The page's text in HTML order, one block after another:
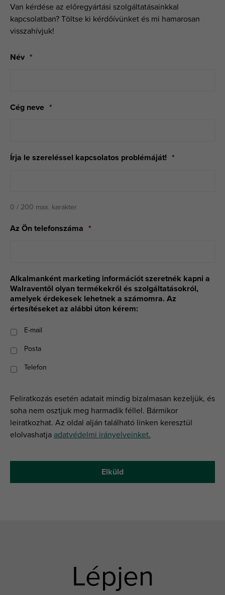
Van kérdése az előregyártási szolgáltatásainkkal
kapcsolatban? Töltse ki kérdőívünket és mi hamarosan
visszahívjuk!
Név *
Cég neve *
Írja le szereléssel kapcsolatos problémáját! *
0 / 200 max. karakter
Az Ön telefonszáma *
Alkalmanként marketing információt szeretnék kapni a
Walraventől olyan termékekről és szolgáltatásokról,
amelyek érdekesek lehetnek a számomra. Az
értesítéseket az alábbi úton kérem:
E-mail
Posta
Telefon
Feliratkozás esetén adatait mindig bizalmasan kezeljük, és
soha nem osztjuk meg harmadik féllel. Bármikor
leiratkozhat. Az oldal alján található linken keresztül
elolvashatja adatvédelmi irányelveinket.
Lépjen